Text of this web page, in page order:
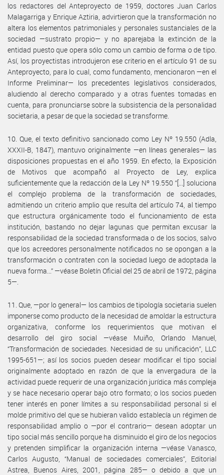
los redactores del Anteproyecto de 1959, doctores Juan Carlos
Malagarriga y Enrique Aztiria, advirtieron que la transformación no
altera los elementos patrimoniales y personales sustanciales de la
sociedad —sustrato propio— y no aparejaba la extinción de la
entidad puesto que opera sólo como un cambio de forma o de tipo.
Así, los proyectistas introdujeron ese criterio en el artículo 91 de su
Anteproyecto, para lo cual, como fundamento, mencionaron —en el
Informe Preliminar— los precedentes legislativos considerados,
aludiendo al derecho comparado y a otras fuentes tomadas en
cuenta, para pronunciarse sobre la subsistencia de la personalidad
societaria, a pesar de que la sociedad se transforme.
10. Que, el texto definitivo sancionado como Ley Nº 19.550 (Adla,
XXXII-B, 1847), mantuvo originalmente —en líneas generales— las
disposiciones propuestas en el año 1959. En efecto, la Exposición
de Motivos que acompañó al Proyecto de Ley, explica
suficientemente que la redacción de la Ley Nº 19.550 “[...] soluciona
el complejo problema de la transformación de sociedades,
admitiendo un criterio amplio que resulta del artículo 74, al tiempo
que estructura orgánicamente todo el funcionamiento de esta
institución, bastando no dejar lagunas que permitan excusar la
responsabilidad de la sociedad transformada o de los socios, salvo
que los acreedores personalmente notificados no se opongan a la
transformación o contraten con la sociedad luego de adoptada la
nueva forma...” —véase Boletín Oficial del 25 de abril de 1972, página
5—.
11. Que, —por lo general— los cambios de tipología societaria suelen
imponerse como producto de la necesidad de amoldar la estructura
organizativa, conforme los requerimientos que motivan el
desarrollo del giro social —véase Muiño, Orlando Manuel,
“Transformación de sociedades. Necesidad de su unificación”, LLC
1995-651—; así los socios pueden desear modificar el tipo social
originalmente adoptado en razón de que la envergadura de la
actividad puede requerir de una organización jurídica más compleja
y se hace necesario operar bajo otro formato; o los socios pueden
tener interés en poner límites a su responsabilidad personal si el
molde primitivo del que se hubieran valido establecía un régimen de
responsabilidad amplio o —por el contrario— desean adoptar un
tipo social más sencillo porque ha disminuido el giro de los negocios
y pretenden simplificar la organización interna —véase Vanasco,
Carlos Augusto, “Manual de sociedades comerciales”, Editorial
Astrea, Buenos Aires, 2001, página 285— o debido a que un